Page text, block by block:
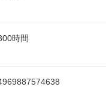
時間